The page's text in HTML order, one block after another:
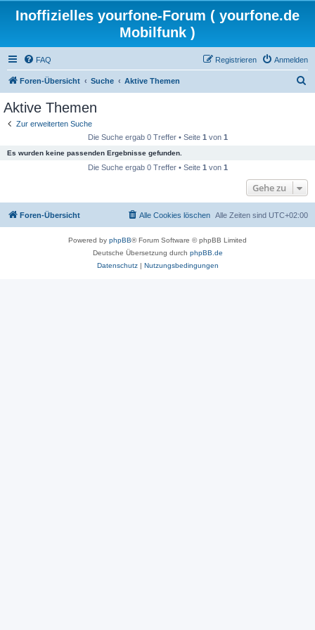
Inoffizielles yourfone-Forum ( yourfone.de
Mobilfunk )
FAQ Anmelden
Registrieren
Foren-Übersicht Suche Aktive Themen
Aktive Themen
Zur erweiterten Suche
Die Suche ergab 0 Treffer • Seite 1 von 1
Es wurden keine passenden Ergebnisse gefunden.
Die Suche ergab 0 Treffer • Seite 1 von 1
Gehe zu
Foren-Übersicht Alle Zeiten sind UTC+02:00
Alle Cookies löschen
Powered by phpBB® Forum Software © phpBB Limited
Deutsche Übersetzung durch phpBB.de
Datenschutz| Nutzungsbedingungen